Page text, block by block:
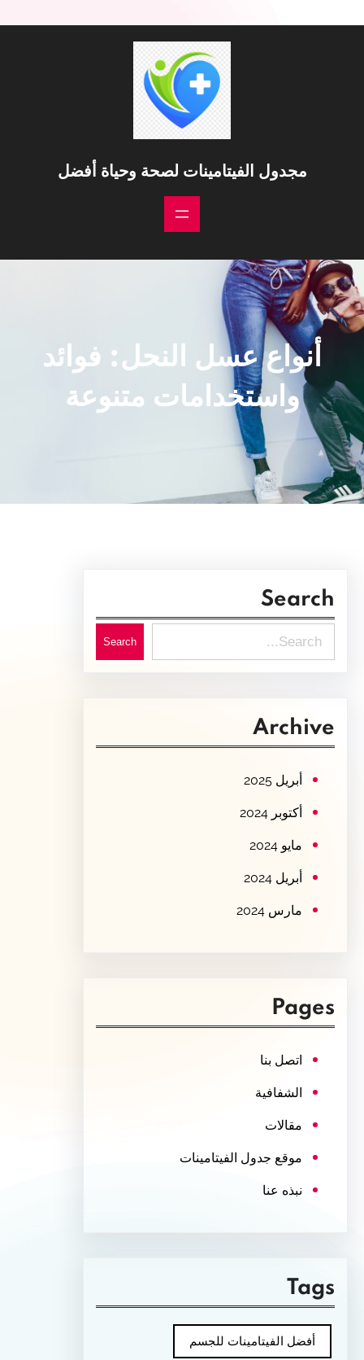
مجدول الفيتامينات لصحة وحياة أفضل
أنواع عسل النحل: فوائد
واستخدامات متنوعة
Search
e
c
Search
Archive
أبريل 2025
أكتوبر 2024
مايو 2024
أبريل 2024
مارس 2024
Pages
اتصل بنا
الشفافية
مقالات
موقع جدول الفيتامينات
نبذه عنا
Tags
أفضل الفيتامينات للجسم